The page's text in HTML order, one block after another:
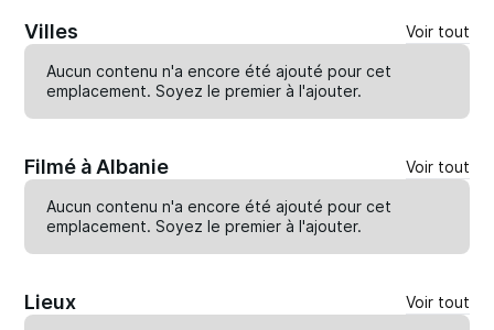
Villes Voir tout
Aucun contenu n'a encore été ajouté pour cet
emplacement. Soyez le premier àl'ajouter.
Filmé à Albanie Voir tout
Aucun contenu n'a encore été ajouté pour cet
emplacement. Soyez le premier àl'ajouter.
Lieux Voir tout